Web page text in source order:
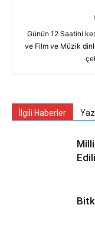
Günün 12 Saatini
ve Film ve Müzik
İlgili Haberler